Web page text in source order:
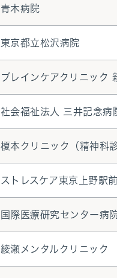
青木病院
東京都立松沢病院
ブレインケアクリニック
社会福祉法人 三井記念病
榎本クリニック（精神科
ストレスケア東京上野駅
国際医療研究センター病
綾瀬メンタルクリニック